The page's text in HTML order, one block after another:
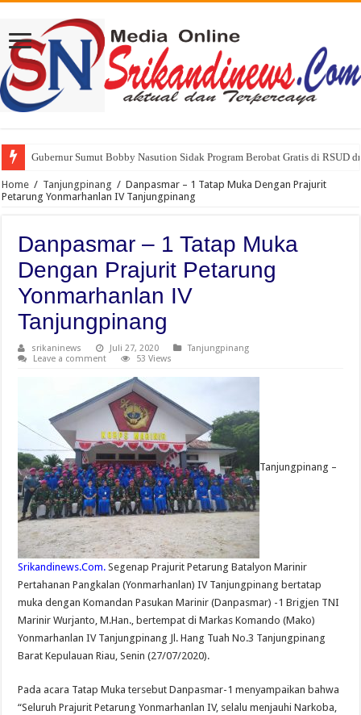
Gubernur Sumut Bobby Nasution Sidak Program Berobat Gratis di RSUD
Home / Tanjungpinang / Danpasmar – 1 Tatap Muka Dengan Prajurit
Petarung Yonmarhanlan IV Tanjungpinang
Danpasmar – 1 Tatap Muka
Dengan Prajurit Petarung
Yonmarhanlan IV
Tanjungpinang
srikaninews Juli 27, 2020
Tanjungpinang
Leave a comment
53 Views
Tanjungpinang –
Srikandinews.Com. Segenap Prajurit Petarung Batalyon Marinir
Pertahanan Pangkalan (Yonmarhanlan) IV Tanjungpinang bertatap
muka dengan Komandan Pasukan Marinir (Danpasmar) -1 Brigjen TNI
Marinir Wurjanto, M.Han., bertempat di Markas Komando (Mako)
Yonmarhanlan IV Tanjungpinang Jl. Hang Tuah No.3 Tanjungpinang
Barat Kepulauan Riau, Senin (27/07/2020).
Pada acara Tatap Muka tersebut Danpasmar-1 menyampaikan bahwa
“Seluruh Prajurit Petarung Yonmarhanlan IV, selalu menjauhi Narkoba,